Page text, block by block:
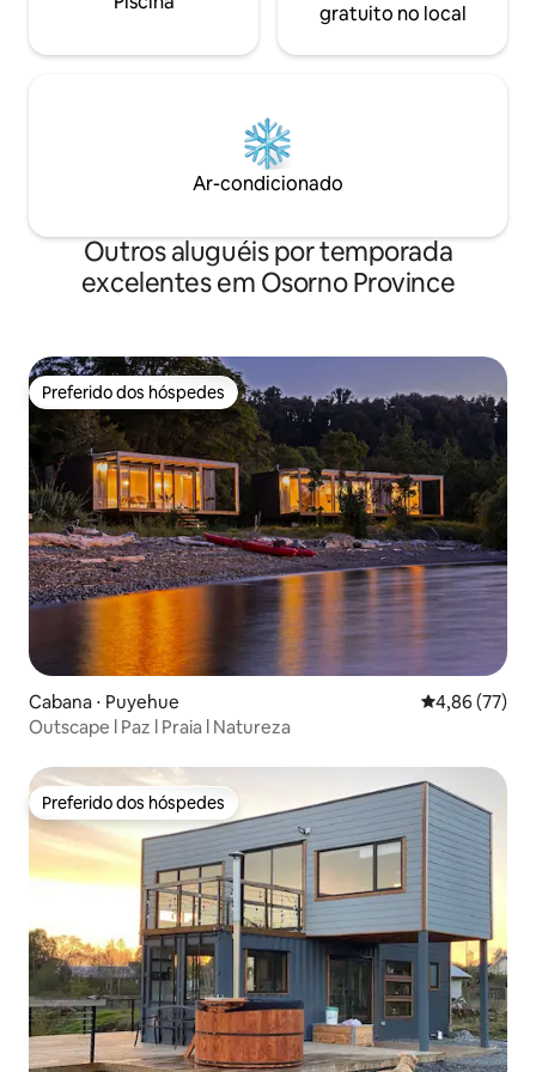
gratuito no local
Ar-condicionado
Outros aluguéis por temporada
excelentes em Osorno Province
Preferido dos hóspedes
Preferido dos hóspedes
Cabana ⋅ Puyehue 4,86 de uma
4,86 (77)
Outscape l Paz l Praia l Natureza
Preferido dos hóspedes
Preferido dos hóspedes